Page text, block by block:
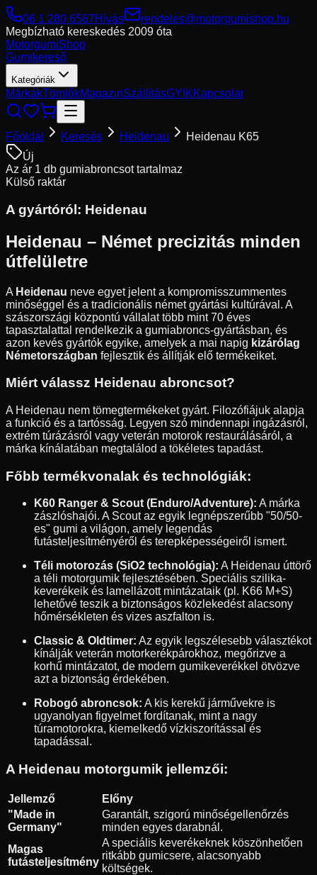
06 1 280 6567Hívás
rendeles@motorgumishop.hu
Megbízható kereskedés 2009 óta
MotorgumiShop
Gumikereső
Kategóriák
MárkákTömlőkMagazinSzállításGYIKKapcsolat
Főoldal Keresés Heidenau
Heidenau K65
Új
Az ár 1 db gumiabroncsot tartalmaz
Külső raktár
A gyártóról: Heidenau
Heidenau – Német precizitás minden
útfelületre
A Heidenau neve egyet jelent a kompromisszummentes
minőséggel és a tradicionális német gyártási kultúrával. A
szászországi központú vállalat több mint 70 éves
tapasztalattal rendelkezik a gumiabroncs-gyártásban, és
azon kevés gyártók egyike, amelyek a mai napig kizárólag
Németországban fejlesztik és állítják elő termékeiket.
Miért válassz Heidenau abroncsot?
A Heidenau nem tömegtermékeket gyárt. Filozófiájuk alapja
a funkció és a tartósság. Legyen szó mindennapi ingázásról,
extrém túrázásról vagy veterán motorok restaurálásáról, a
márka kínálatában megtalálod a tökéletes tapadást.
Főbb termékvonalak és technológiák:
K60 Ranger & Scout (Enduro/Adventure): A márka
zászlóshajói. A Scout az egyik legnépszerűbb "50/50-
es" gumi a világon, amely legendás
futásteljesítményéről és terepképességeiről ismert.
Téli motorozás (SiO2 technológia): A Heidenau úttörő
a téli motorgumik fejlesztésében. Speciális szilika-
keverékeik és lamellázott mintázataik (pl. K66 M+S)
lehetővé teszik a biztonságos közlekedést alacsony
hőmérsékleten és vizes aszfalton is.
Classic & Oldtimer: Az egyik legszélesebb választékot
kínálják veterán motorkerékpárokhoz, megőrizve a
korhű mintázatot, de modern gumikeverékkel ötvözve
azt a biztonság érdekében.
Robogó abroncsok: A kis kerekű járművekre is
ugyanolyan figyelmet fordítanak, mint a nagy
túramotorokra, kiemelkedő vízkiszorítással és
tapadással.
A Heidenau motorgumik jellemzői:
Jellemző
Előny
"Made in
Germany"
Garantált, szigorú minőségellenőrzés
minden egyes darabnál.
Magas
futásteljesítmény
A speciális keverékeknek köszönhetően
ritkább gumicsere, alacsonyabb
költségek.